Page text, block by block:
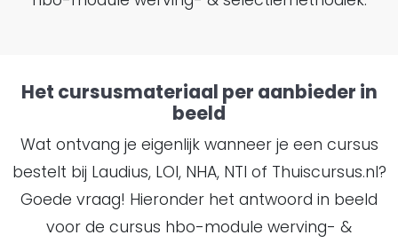
Het cursusmateriaal per aanbieder in
beeld
Wat ontvang je eigenlijk wanneer je een cursus
bestelt bij Laudius, LOI, NHA, NTI of Thuiscursus.nl?
Goede vraag! Hieronder het antwoord in beeld
voor de cursus hbo-module werving- &